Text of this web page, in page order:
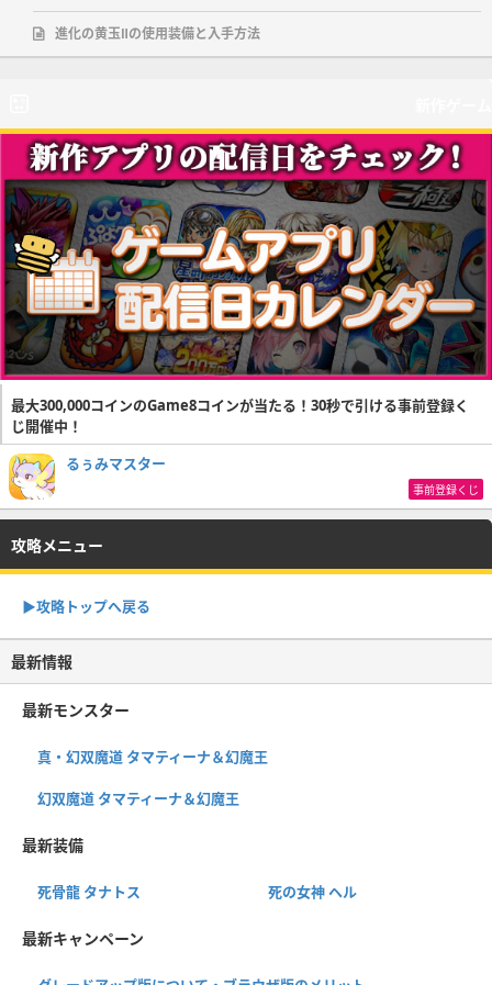
進化の黄玉Ⅱの使用装備と入手方法
最大300,000コインのGame8コインが当たる！30秒で引ける事前登録く
じ開催中！
るぅみマスター
事前登録くじ
攻略メニュー
▶︎攻略トップへ戻る
最新情報
最新モンスター
真・幻双魔道 タマティーナ＆幻魔王
幻双魔道 タマティーナ＆幻魔王
最新装備
死骨龍 タナトス 死の女神 ヘル
最新キャンペーン